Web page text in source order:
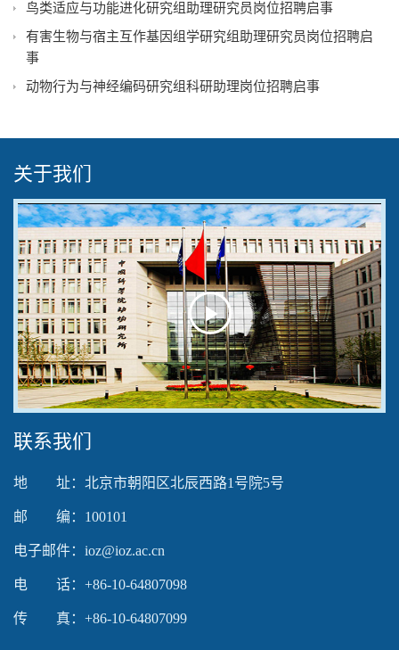
鸟类适应与功能进化研究组助理研究员岗位招聘启事
有害生物与宿主互作基因组学研究组助理研究员岗位招聘启
事
动物行为与神经编码研究组科研助理岗位招聘启事
关于我们
Play
Video
联系我们
地 址：北京市朝阳区北辰西路1号院5号
邮 编：100101
电子邮件：ioz@ioz.ac.cn
电 话：+86-10-64807098
传 真：+86-10-64807099